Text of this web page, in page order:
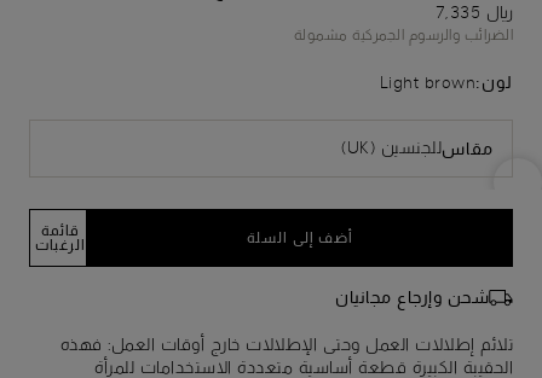
﷼ 7,335
الضرائب والرسوم الجمركية مشمولة
لون:Light brown
مقاسللجنسين (UK)
أضف إلى السلة
قائمة
الرغبات
شحن وإرجاع مجانيان
تلائم إطلالات العمل وحتى الإطلالات خارج أوقات العمل: فهذه
الحقيبة الكبيرة قطعة أساسية متعددة الاستخدامات للمرأة